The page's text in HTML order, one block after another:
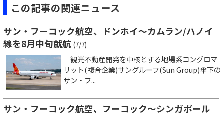
この記事の関連ニュース
サン・フーコック航空、ドンホイ～カムラン/ハノイ
線を8月中旬就航 (7/7)
観光不動産開発を中核とする地場系コングロマ
リット(複合企業)サングループ(Sun Group)傘下の
サン・フ...
サン・フーコック航空、フーコック～シンガポール